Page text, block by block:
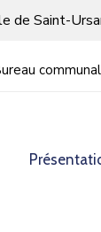
Saint-
communal